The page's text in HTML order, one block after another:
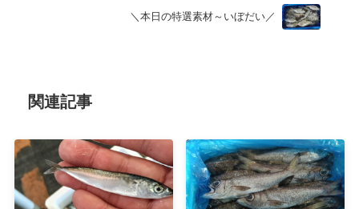
＼本日の特選素材～いぼだい／
関連記事